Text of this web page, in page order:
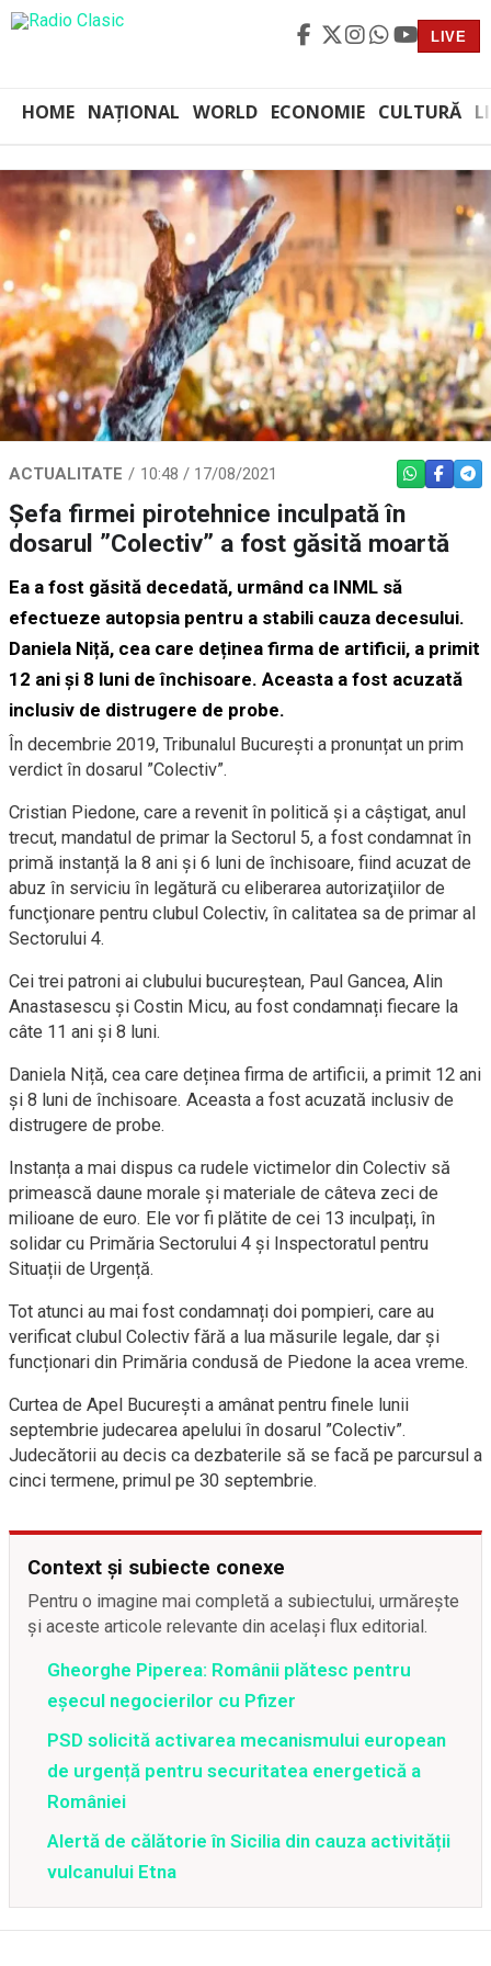
LIVE
HOME NAȚIONAL WORLD ECONOMIE CULTURĂ
ACTUALITATE 10:48 / 17/08/2021 WHATSAPP
Șefa firmei pirotehnice inculpată în
dosarul ”Colectiv” a fost găsită moartă
Ea a fost găsită decedată, urmând ca INML să
efectueze autopsia pentru a stabili cauza decesului.
Daniela Niță, cea care deținea firma de artificii, a primit
12 ani și 8 luni de închisoare. Aceasta a fost acuzată
inclusiv de distrugere de probe.
În decembrie 2019, Tribunalul București a pronunțat un prim
verdict în dosarul ”Colectiv”.
Cristian Piedone, care a revenit în politică și a câștigat, anul
trecut, mandatul de primar la Sectorul 5, a fost condamnat în
primă instanță la 8 ani și 6 luni de închisoare, fiind acuzat de
abuz în serviciu în legătură cu eliberarea autorizaţiilor de
funcţionare pentru clubul Colectiv, în calitatea sa de primar al
Sectorului 4.
Cei trei patroni ai clubului bucureștean, Paul Gancea, Alin
Anastasescu și Costin Micu, au fost condamnați fiecare la
câte 11 ani și 8 luni.
Daniela Niță, cea care deținea firma de artificii, a primit 12 ani
și 8 luni de închisoare. Aceasta a fost acuzată inclusiv de
distrugere de probe.
Instanța a mai dispus ca rudele victimelor din Colectiv să
primească daune morale și materiale de câteva zeci de
milioane de euro. Ele vor fi plătite de cei 13 inculpați, în
solidar cu Primăria Sectorului 4 și Inspectoratul pentru
Situații de Urgență.
Tot atunci au mai fost condamnați doi pompieri, care au
verificat clubul Colectiv fără a lua măsurile legale, dar și
funcționari din Primăria condusă de Piedone la acea vreme.
Curtea de Apel Bucureşti a amânat pentru finele lunii
septembrie judecarea apelului în dosarul ”Colectiv”.
Judecătorii au decis ca dezbaterile să se facă pe parcursul a
cinci termene, primul pe 30 septembrie.
Context și subiecte conexe
Pentru o imagine mai completă a subiectului, urmărește
și aceste articole relevante din același flux editorial.
Gheorghe Piperea: Românii plătesc pentru
eșecul negocierilor cu Pfizer
PSD solicită activarea mecanismului european
de urgență pentru securitatea energetică a
României
Alertă de călătorie în Sicilia din cauza activității
vulcanului Etna